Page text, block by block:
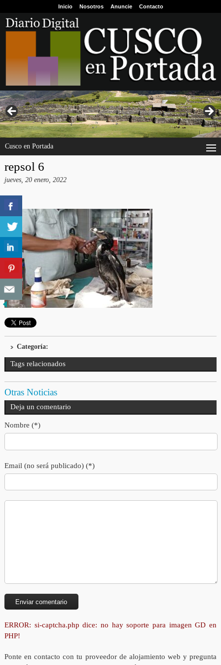
Inicio Nosotros Anuncie Contacto
Cusco en Portada
repsol 6
jueves, 20 enero, 2022
Categoría:
Tags relacionados
Otras Noticias
Deja un comentario
Nombre (*)
Email (no será publicado) (*)
ERROR: si-captcha.php dice: no hay soporte para imagen GD en
PHP!
Ponte en contacto con tu proveedor de alojamiento web y pregunta